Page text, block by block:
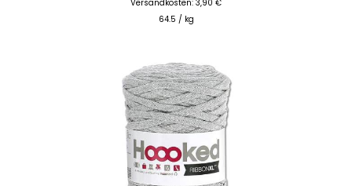
Versandkosten: 3,90 €
64.5 / kg